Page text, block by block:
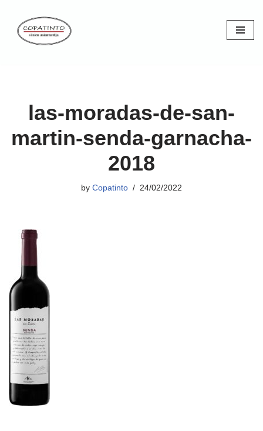
Skip
las-moradas-de-san-
martin-senda-garnacha-
2018
by Copatinto 24/02/2022